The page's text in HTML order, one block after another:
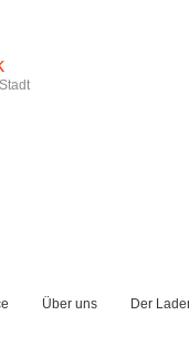
Über uns Der